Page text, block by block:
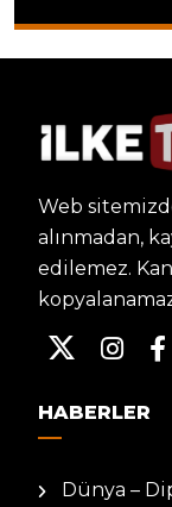
Web
alınmadan,
edilemez.
HABERLER
Dünya –